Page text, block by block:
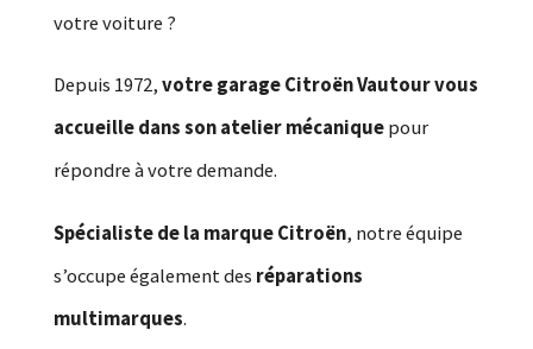
votre voiture ?
Depuis 1972,votre garage Citroën Vautour vous
accueille dans son atelier mécaniquepour
répondre à votre demande.
Spécialiste de la marque Citroën, notre équipe
s’occupe également des réparations
multimarques.